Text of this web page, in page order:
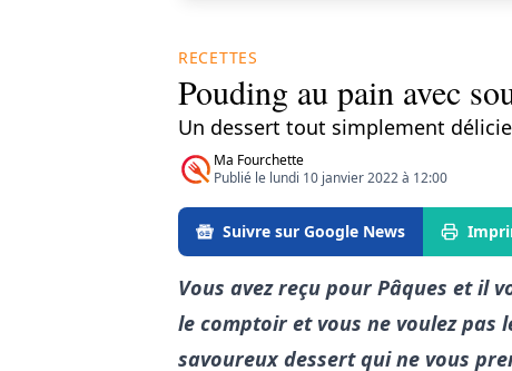
RECETTES
Pouding au pain avec
Un dessert tout simplement
Ma Fourchette
Publié le lundi 10 janvier 2022 à 12:00
Suivre sur Google News
Vous avez reçu pour Pâques et il
le comptoir et vous ne voulez pas
savoureux dessert qui ne vous